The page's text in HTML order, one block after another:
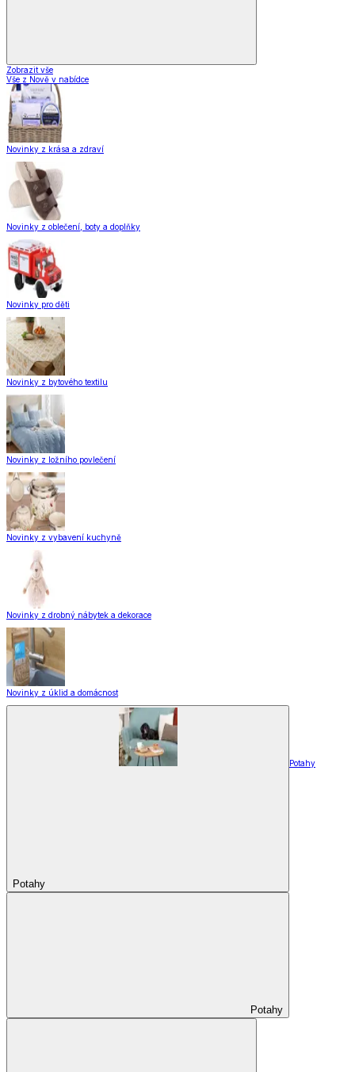
Zobrazit vše
Vše z Nově v nabídce
Novinky z krása a zdraví
Novinky z oblečení, boty a doplňky
Novinky pro děti
Novinky z bytového textilu
Novinky z ložního povlečení
Novinky z vybavení kuchyně
Novinky z drobný nábytek a dekorace
Novinky z úklid a domácnost
Potahy
Potahy
Potahy